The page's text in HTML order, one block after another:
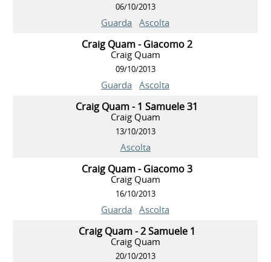
06/10/2013
Guarda Ascolta
Craig Quam - Giacomo 2
Craig Quam
09/10/2013
Guarda Ascolta
Craig Quam - 1 Samuele 31
Craig Quam
13/10/2013
Ascolta
Craig Quam - Giacomo 3
Craig Quam
16/10/2013
Guarda Ascolta
Craig Quam - 2 Samuele 1
Craig Quam
20/10/2013